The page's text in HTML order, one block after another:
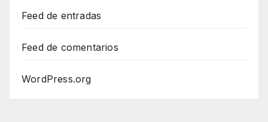
Feed de entradas
Feed de comentarios
WordPress.org